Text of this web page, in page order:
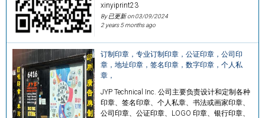
xinyiprint23
By 已更新 on03/09/2024
2 years 5 months ago
订制印章，专业订制印章，公证印章，公司印
章，地址印章，签名印章，数字印章，个人私
章，
JYP Technical Inc. 公司主要负责设计和定制各种
印章、签名印章、个人私章、书法或画家印章、
公司印章、公证印章、LOGO 印章、银行印章、